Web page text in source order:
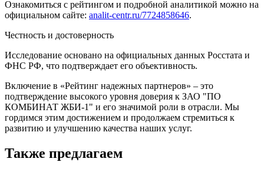
Ознакомиться с рейтингом и подробной аналитикой можно на
официальном сайте: analit-centr.ru/7724858646.
Честность и достоверность
Исследование основано на официальных данных Росстата и
ФНС РФ, что подтверждает его объективность.
Включение в «Рейтинг надежных партнеров» – это
подтверждение высокого уровня доверия к ЗАО "ПО
КОМБИНАТ ЖБИ-1" и его значимой роли в отрасли. Мы
гордимся этим достижением и продолжаем стремиться к
развитию и улучшению качества наших услуг.
Также предлагаем